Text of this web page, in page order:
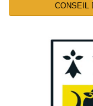
CONSEIL